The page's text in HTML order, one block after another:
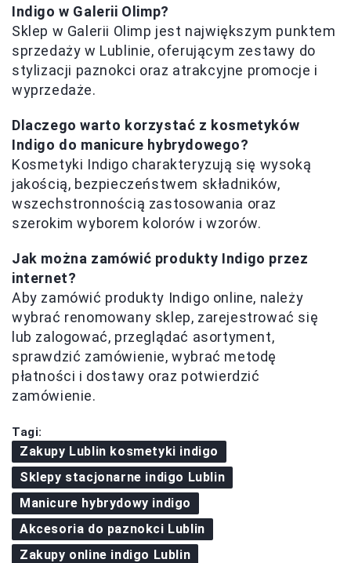
Indigo w Galerii Olimp?
Sklep w Galerii Olimp jest największym punktem
sprzedaży w Lublinie, oferującym zestawy do
stylizacji paznokci oraz atrakcyjne promocje i
wyprzedaże.
Dlaczego warto korzystać z kosmetyków
Indigo do manicure hybrydowego?
Kosmetyki Indigo charakteryzują się wysoką
jakością, bezpieczeństwem składników,
wszechstronnością zastosowania oraz
szerokim wyborem kolorów i wzorów.
Jak można zamówić produkty Indigo przez
internet?
Aby zamówić produkty Indigo online, należy
wybrać renomowany sklep, zarejestrować się
lub zalogować, przeglądać asortyment,
sprawdzić zamówienie, wybrać metodę
płatności i dostawy oraz potwierdzić
zamówienie.
Tagi:
Zakupy Lublin kosmetyki indigo
Sklepy stacjonarne indigo Lublin
Manicure hybrydowy indigo
Akcesoria do paznokci Lublin
Zakupy online indigo Lublin